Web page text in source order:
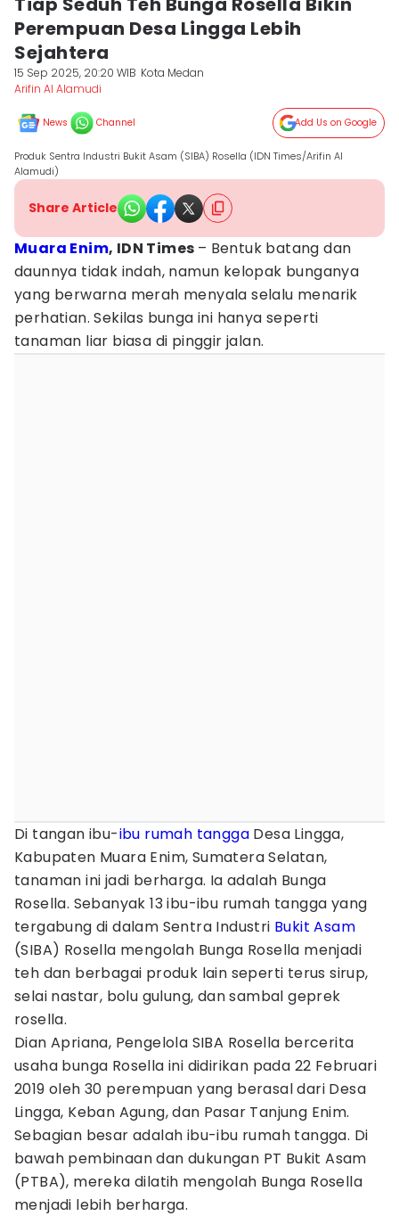
Perempuan Desa Lingga Lebih
Sejahtera
15 Sep 2025, 20:20 WIB Kota Medan
Arifin Al Alamudi
News Channel Add Us on Google
Produk Sentra Industri Bukit Asam (SIBA) Rosella (IDN Times/Arifin Al
Alamudi)
Share Article
Muara Enim, IDN Times – Bentuk batang dan
daunnya tidak indah, namun kelopak bunganya
yang berwarna merah menyala selalu menarik
perhatian. Sekilas bunga ini hanya seperti
tanaman liar biasa di pinggir jalan.
Di tangan ibu-ibu rumah tangga Desa Lingga,
Kabupaten Muara Enim, Sumatera Selatan,
tanaman ini jadi berharga. Ia adalah Bunga
Rosella. Sebanyak 13 ibu-ibu rumah tangga yang
tergabung di dalam Sentra Industri Bukit Asam
(SIBA) Rosella mengolah Bunga Rosella menjadi
teh dan berbagai produk lain seperti terus sirup,
selai nastar, bolu gulung, dan sambal geprek
rosella.
Dian Apriana, Pengelola SIBA Rosella bercerita
usaha bunga Rosella ini didirikan pada 22 Februari
2019 oleh 30 perempuan yang berasal dari Desa
Lingga, Keban Agung, dan Pasar Tanjung Enim.
Sebagian besar adalah ibu-ibu rumah tangga. Di
bawah pembinaan dan dukungan PT Bukit Asam
(PTBA), mereka dilatih mengolah Bunga Rosella
menjadi lebih berharga.